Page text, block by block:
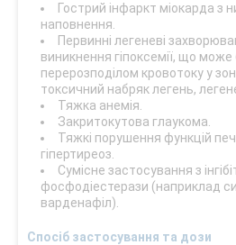
Гострий інфаркт міокарда з
наповнення.
Первинні легеневі
виникнення гіпоксемії, що
перерозподілом кровотоку у
токсичний набряк легень,
Тяжка анемія.
Закритокутова глаукома.
Тяжкі порушення функцій
гіпертиреоз.
Сумісне застосування з
фосфодіестерази (наприклад
варденафіл).
Спосіб застосування та дози